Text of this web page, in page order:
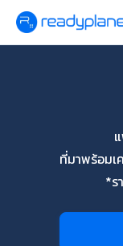
ที่มาพร้อม
*ร